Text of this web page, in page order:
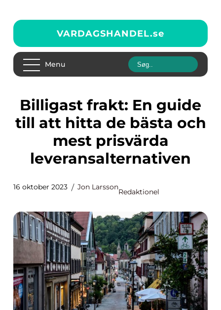
VARDAGSHANDEL.se
Menu
Billigast frakt: En guide
till att hitta de bästa och
mest prisvärda
leveransalternativen
16 oktober 2023 Jon Larsson
Redaktionel